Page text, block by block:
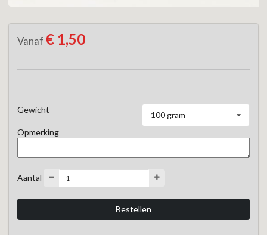
Vanaf € 1,50
Gewicht
100 gram
Opmerking
Aantal